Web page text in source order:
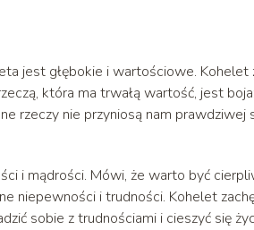
jest głębokie i wartościowe.
która ma trwałą wartość, jest
rzeczy nie przyniosą nam
i mądrości. Mówi, że warto być
niepewności i trudności. Kohelet
sobie z trudnościami i cieszyć się